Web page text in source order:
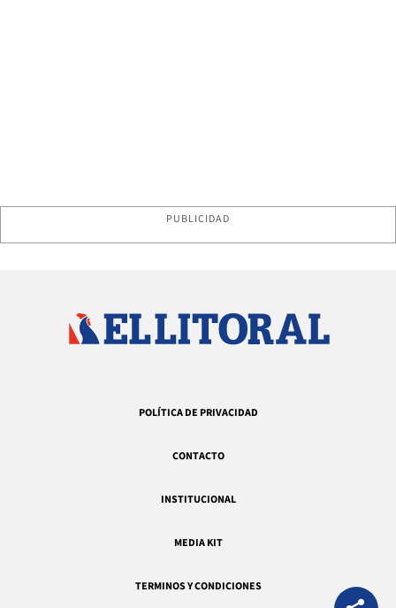
PUBLICIDAD
POLÍTICA DE PRIVACIDAD
CONTACTO
INSTITUCIONAL
MEDIA KIT
TERMINOS Y CONDICIONES